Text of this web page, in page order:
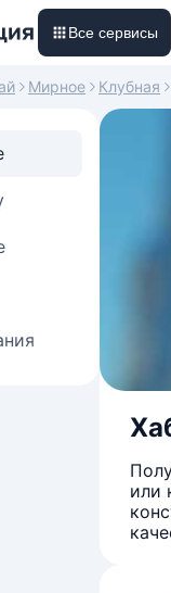
Все сервисы
Мирное Клубная
или